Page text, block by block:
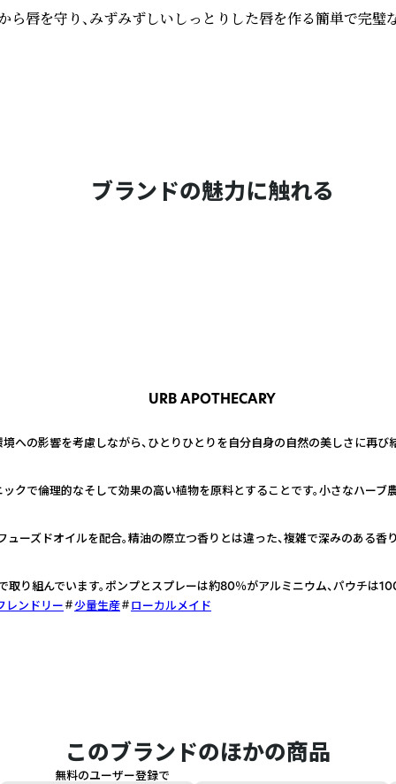
唇を守り、みずみずしいしっとりした唇を作る簡単で完璧
ブランドの魅力に触れる
URB APOTHECARY
への影響を考慮しながら、ひとりひとりを自分自身の自然の美しさに再び
クで倫理的なそして効果の高い植物を原料とすることです。小さなハーブ
ーズドオイルを配合。精油の際立つ香りとは違った、複雑で深みのある香
り組んでいます。ポンプとスプレーは約80％がアルミニウム、パウチは
レンドリー
少量生産 ローカルメイド
このブランドのほかの商品
無料のユーザー登録で